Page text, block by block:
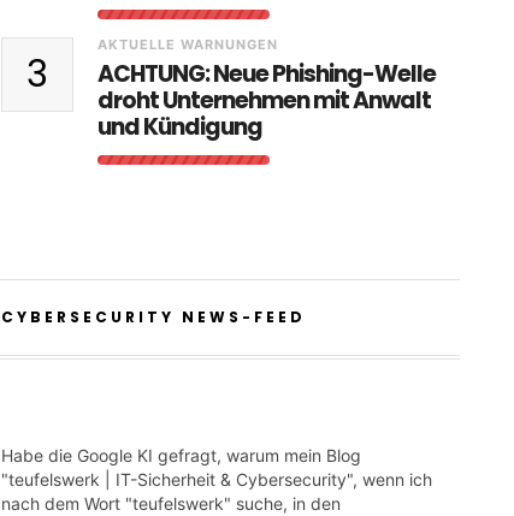
3
AKTUELLE WARNUNGEN
ACHTUNG: Neue Phishing-Welle
droht Unternehmen mit Anwalt
und Kündigung
CYBERSECURITY NEWS-FEED
Habe die Google KI gefragt, warum mein Blog
"teufelswerk | IT-Sicherheit & Cybersecurity", wenn ich
nach dem Wort "teufelswerk" suche, in den